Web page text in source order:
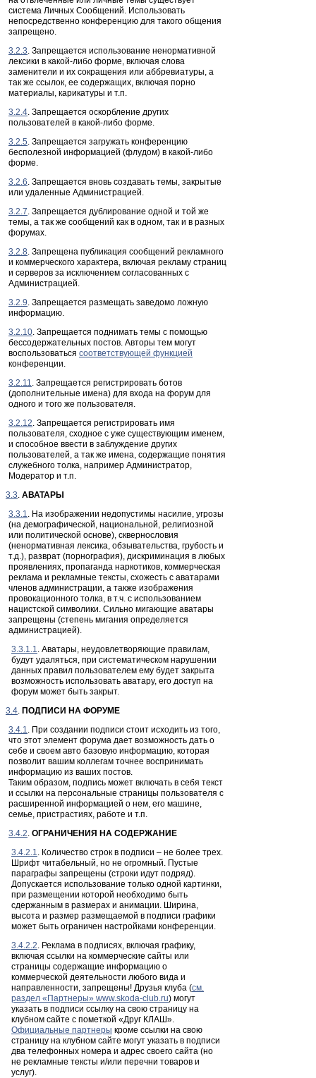
система Личных Сообщений. Использовать
непосредственно конференцию для такого общения
запрещено.
3.2.3. Запрещается использование ненормативной
лексики в какой-либо форме, включая слова
заменители и их сокращения или аббревиатуры, а
так же ссылок, ее содержащих, включая порно
материалы, карикатуры и т.п.
3.2.4. Запрещается оскорбление других
пользователей в какой-либо форме.
3.2.5. Запрещается загружать конференцию
бесполезной информацией (флудом) в какой-либо
форме.
3.2.6. Запрещается вновь создавать темы, закрытые
или удаленные Администрацией.
3.2.7. Запрещается дублирование одной и той же
темы, а так же сообщений как в одном, так и в разных
форумах.
3.2.8. Запрещена публикация сообщений рекламного
и коммерческого характера, включая рекламу страниц
и серверов за исключением согласованных с
Администрацией.
3.2.9. Запрещается размещать заведомо ложную
информацию.
3.2.10. Запрещается поднимать темы с помощью
бессодержательных постов. Авторы тем могут
воспользоваться соответствующей функцией
конференции.
3.2.11. Запрещается регистрировать ботов
(дополнительные имена) для входа на форум для
одного и того же пользователя.
3.2.12. Запрещается регистрировать имя
пользователя, сходное с уже существующим именем,
и способное ввести в заблуждение других
пользователей, а так же имена, содержащие понятия
служебного толка, например Администратор,
Модератор и т.п.
3.3. АВАТАРЫ
3.3.1. На изображении недопустимы насилие, угрозы
(на демографической, национальной, религиозной
или политической основе), сквернословия
(ненормативная лексика, обзывательства, грубость и
т.д.), разврат (порнография), дискриминация в любых
проявлениях, пропаганда наркотиков, коммерческая
реклама и рекламные тексты, схожесть с аватарами
членов администрации, а также изображения
провокационного толка, в т.ч. с использованием
нацистской символики. Сильно мигающие аватары
запрещены (степень мигания определяется
администрацией).
3.3.1.1. Аватары, неудовлетворяющие правилам,
будут удаляться, при систематическом нарушении
данных правил пользователем ему будет закрыта
возможность использовать аватару, его доступ на
форум может быть закрыт.
3.4. ПОДПИСИ НА ФОРУМЕ
3.4.1. При создании подписи стоит исходить из того,
что этот элемент форума дает возможность дать о
себе и своем авто базовую информацию, которая
позволит вашим коллегам точнее воспринимать
информацию из ваших постов.
Таким образом, подпись может включать в себя текст
и ссылки на персональные страницы пользователя с
расширенной информацией о нем, его машине,
семье, пристрастиях, работе и т.п.
3.4.2. ОГРАНИЧЕНИЯ НА СОДЕРЖАНИЕ
3.4.2.1. Количество строк в подписи – не более трех.
Шрифт читабельный, но не огромный. Пустые
параграфы запрещены (строки идут подряд).
Допускается использование только одной картинки,
при размещении которой необходимо быть
сдержанным в размерах и анимации. Ширина,
высота и размер размещаемой в подписи графики
может быть ограничен настройками конференции.
3.4.2.2. Реклама в подписях, включая графику,
включая ссылки на коммерческие сайты или
страницы содержащие информацию о
коммерческой деятельности любого вида и
направленности, запрещены! Друзья клуба (см.
раздел «Партнеры» www.skoda-club.ru) могут
указать в подписи ссылку на свою страницу на
клубном сайте с пометкой «Друг КЛАШ».
Официальные партнеры кроме ссылки на свою
страницу на клубном сайте могут указать в подписи
два телефонных номера и адрес своего сайта (но
не рекламные тексты и/или перечни товаров и
услуг).